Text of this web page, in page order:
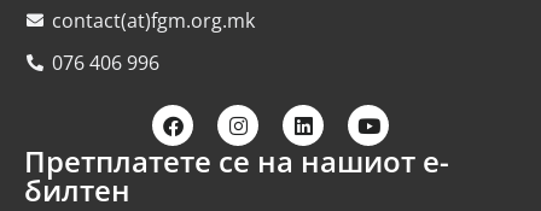
contact(at)fgm.org.mk
076 406 996
Претплатете се на нашиот е-
билтен